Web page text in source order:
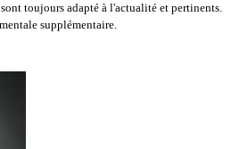
toujours adapté à l'actualité et pertinents.
supplémentaire.